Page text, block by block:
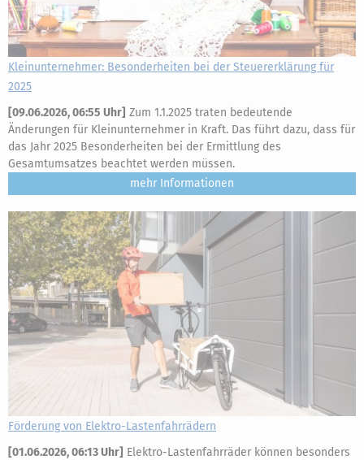
Kleinunternehmer: Besonderheiten bei der Steuererklärung für
2025
[09.06.2026, 06:55 Uhr] Zum 1.1.2025 traten bedeutende
Änderungen für Kleinunternehmer in Kraft. Das führt dazu, dass für
das Jahr 2025 Besonderheiten bei der Ermittlung des
Gesamtumsatzes beachtet werden müssen.
mehr
Förderung von Elektro-Lastenfahrrädern
[01.06.2026, 06:13 Uhr] Elektro-Lastenfahrräder können besonders